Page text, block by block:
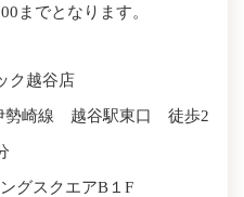
までとなります。
ク越谷店
勢崎線 越谷駅東口 徒歩2
グスクエアB１F